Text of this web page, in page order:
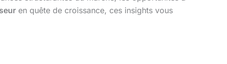
en quête de croissance, ces insights vous